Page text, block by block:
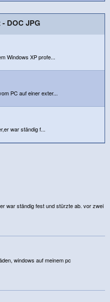
DOC JPG
Windows XP profe...
PC auf einer exter...
war ständig f...
war ständig fest und stürzte ab. vor zwei
windows auf meinem pc